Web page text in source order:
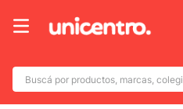
Buscá por productos,
Términos más buscados